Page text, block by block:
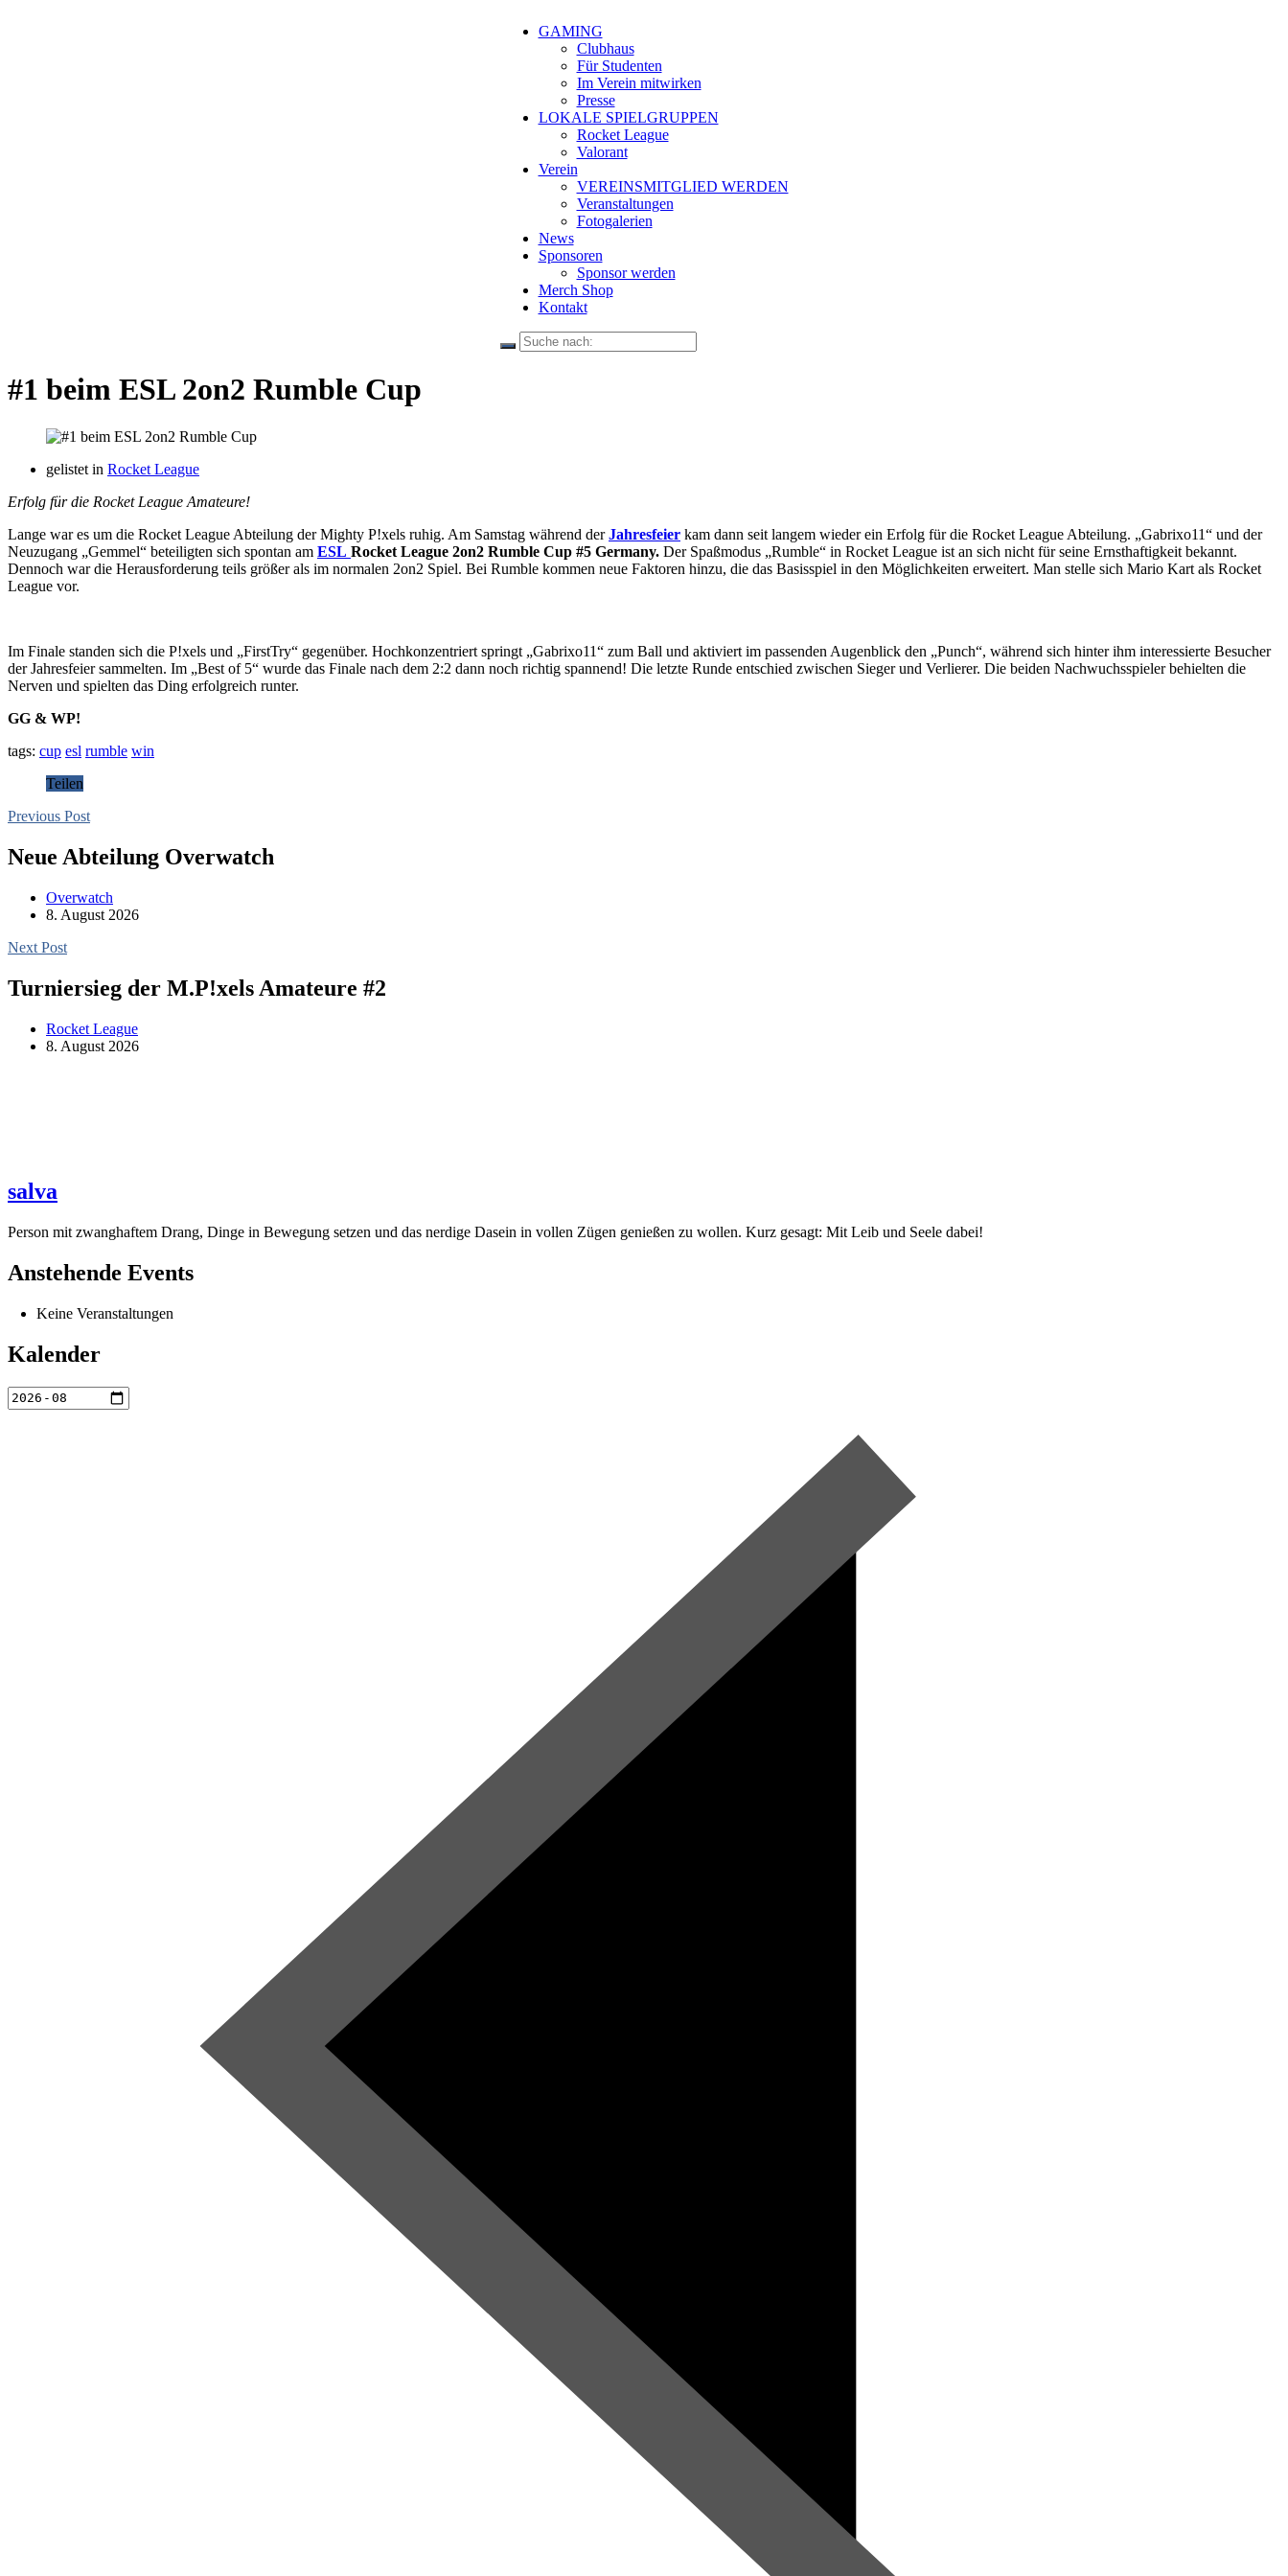
GAMING
Clubhaus
Für Studenten
Im Verein mitwirken
Presse
LOKALE SPIELGRUPPEN
Rocket League
Valorant
Verein
VEREINSMITGLIED WERDEN
Veranstaltungen
Fotogalerien
News
Sponsoren
Sponsor werden
Merch Shop
Kontakt
#1 beim ESL 2on2 Rumble Cup
gelistet in Rocket League
Erfolg für die Rocket League Amateure!
Lange war es um die Rocket League Abteilung der Mighty P!xels ruhig. Am Samstag während derJahresfeier kam dann seit langem wieder ein Erfolg für die Rocket League Abteilung. „Gabrixo11“ und der
Neuzugang „Gemmel“ beteiligten sich spontan am ESL Rocket League 2on2 Rumble Cup #5 Germany. Der Spaßmodus „Rumble“ in Rocket League ist an sich nicht für seine Ernsthaftigkeit bekannt.
Dennoch war die Herausforderung teils größer als im normalen 2on2 Spiel. Bei Rumble kommen neue Faktoren hinzu, die das Basisspiel in den Möglichkeiten erweitert. Man stelle sich Mario Kart als Rocket
League vor.
Im Finale standen sich die P!xels und „FirstTry“ gegenüber. Hochkonzentriert springt „Gabrixo11“ zum Ball und aktiviert im passenden Augenblick den „Punch“, während sich hinter ihm interessierte Besucher
der Jahresfeier sammelten. Im „Best of 5“ wurde das Finale nach dem 2:2 dann noch richtig spannend! Die letzte Runde entschied zwischen Sieger und Verlierer. Die beiden Nachwuchsspieler behielten die
Nerven und spielten das Ding erfolgreich runter.
GG & WP!
tags: cup esl rumble win
Teilen
Previous Post
Neue Abteilung Overwatch
Overwatch
8. August 2026
Next Post
Turniersieg der M.P!xels Amateure #2
Rocket League
8. August 2026
salva
Person mit zwanghaftem Drang, Dinge in Bewegung setzen und das nerdige Dasein in vollen Zügen genießen zu wollen. Kurz gesagt: Mit Leib und Seele dabei!
Anstehende Events
Keine Veranstaltungen
Kalender